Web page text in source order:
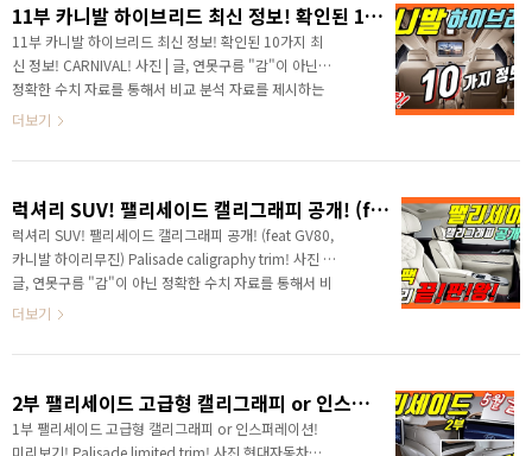
카니발 20부 영상으로 소식을 알려드립니다. ▲ 처음으
로 완전히 포착된 카니발 하이리무진 / 카니발 멤버스 제
공 카니발 1부 소식을 작년 여름에 알려드렸는데, 20부
영상이 될 시기에 보통 신차가 출시가 되니 곧 카니발을
이번 영상에서는 확정된 출시 일..
11부 카니발 하이브리드 최신 정보! 확인된 10가지 최신 정보!
11부 카니발 하이브리드 최신 정보! 확인된 10가지 최
신 정보! CARNIVAL! 사진 | 글, 연못구름 "감"이 아닌
정확한 수치 자료를 통해서 비교 분석 자료를 제시하는
연못구름입니다! 안녕하세요? 연못구름입니다! 어느덧
보다 세부적인 정보를 얻으려면 영상으로 보시길 추천
왔는데, 갑자기 독도에서 실시간 영상을 전달하면서 깜
짝 놀라신 구독자분들도 계셨을 것 같습니다. 독도라는
우리의 섬이 일 년에 60 여일 정도만 좋은 날씨이고, 좋
은 날씨여도 파도가 높으면 들어갈 수 없다고 하는데, 하
다. 눈앞에 펼쳐진 말로 표현하기 힘든 아름다운 모습
에..
더보기
럭셔리 SUV! 팰리세이드 캘리그래피 공개! (feat GV80, 카니발 하이리무진) Palisade caligraphy trim!
럭셔리 SUV! 팰리세이드 캘리그래피 공개! (feat GV80,
카니발 하이리무진) Palisade caligraphy trim! 사진 |
글, 연못구름 "감"이 아닌 정확한 수치 자료를 통해서 비
교 분석 자료를 제시하는 연못구름입니다! 안녕하세요?
카탈로그를 통해서 드디어 공개가 되었습니다. 지금까지
고급 트림인 리미티드 버전을 중심으로 소개해 드렸는데,
예상보다 많은 부분에서 기대를 뛰어넘기도 하고 조금 아
쉬운 부분도 있는 것 같습니다. 특히 럭셔리한 VIP 패키
더보기
2부 팰리세이드 고급형 캘리그래피 or 인스퍼레이션! 미리보기! Palisade limited trim!
1부 팰리세이드 고급형 캘리그래피 or 인스퍼레이션!
미리보기! Palisade limited trim! 사진 현대자동차